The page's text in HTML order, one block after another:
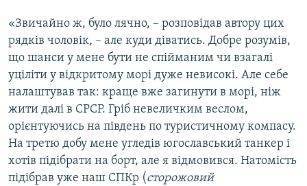
«Звичайно ж, було лячно, – розповідав автору цих
рядків чоловік, – але куди діватись. Добре розумів,
що шанси у мене бути не спійманим чи взагалі
уціліти у відкритому морі дуже невисокі. Але себе
налаштував так: краще вже загинути в морі, ніж
жити далі в СРСР. Гріб невеличким веслом,
орієнтуючись на південь по туристичному компасу.
На третю добу мене угледів югославський танкер і
хотів підібрати на борт, але я відмовився. Натомість
підібрав уже наш СПКр (сторожовий